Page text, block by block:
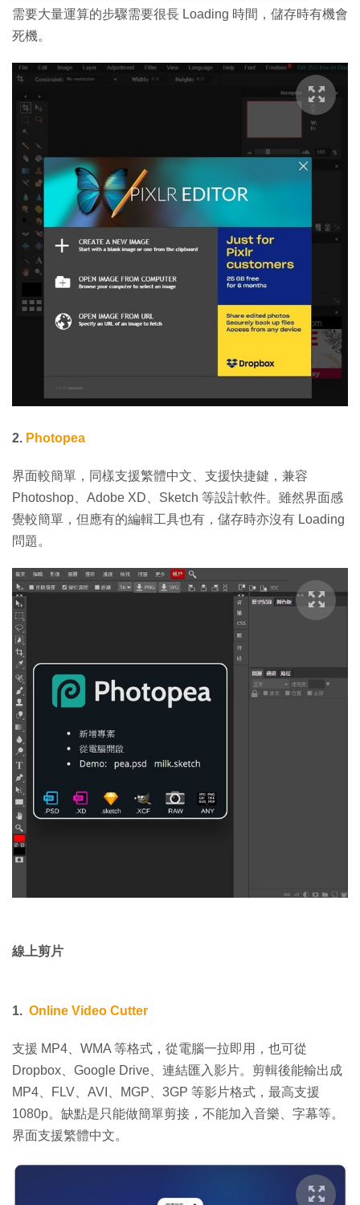
需要大量運算的步驟需要很長 Loading 時間，儲存時有機會
死機。
2. Photopea
界面較簡單，同樣支援繁體中文、支援快捷鍵，兼容
Photoshop、Adobe XD、Sketch 等設計軟件。雖然界面感
覺較簡單，但應有的編輯工具也有，儲存時亦沒有 Loading
問題。
線上剪片
1. Online Video Cutter
支援 MP4、WMA 等格式，從電腦一拉即用，也可從
Dropbox、Google Drive、連結匯入影片。剪輯後能輸出成
MP4、FLV、AVI、MGP、3GP 等影片格式，最高支援
1080p。缺點是只能做簡單剪接，不能加入音樂、字幕等。
界面支援繁體中文。